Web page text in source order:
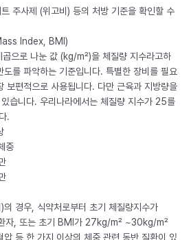
주사제 (위고비) 등의 처방 기준을 확인할 수
Index, BMI)
으로 나눈 값 (kg/m²)을 체질량 지수라고하
도를 파악하는 기준입니다. 특별한 장비를 필요
보편적으로 사용됩니다. 다만 근육과 지방량을
습니다. 우리나라에서는 체질량 지수가 25를
.
중
의 경우, 식약처로부터 초기 체질량지수가
자, 또는 초기 BMI가 27kg/m² ~30kg/m²
압 등 한 가지 이상의 체중 관련 동반 질환이 있